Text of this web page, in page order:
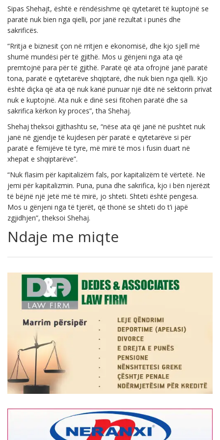
Sipas Shehajt, është e rëndësishme që qytetarët të kuptojnë se
paratë nuk bien nga qielli, por janë rezultat i punës dhe
sakrificës.
“Rritja e biznesit çon në rritjen e ekonomisë, dhe kjo sjell më
shumë mundësi për të gjithë. Mos u gënjeni nga ata që
premtojnë para për të gjithë. Paratë që ata ofrojnë janë paratë
tona, paratë e qytetarëve shqiptarë, dhe nuk bien nga qielli. Kjo
është diçka që ata që nuk kanë punuar një ditë në sektorin privat
nuk e kuptojnë. Ata nuk e dinë sesi fitohen paratë dhe sa
sakrifica kërkon ky proces”, tha Shehaj.
Shehaj theksoi gjithashtu se, “nëse ata që janë në pushtet nuk
janë në gjendje të kujdesen për paratë e qytetarëve si për
paratë e fëmijëve të tyre, më mirë të mos i fusin duart në
xhepat e shqiptarëve”.
“Nuk flasim për kapitalizëm fals, por kapitalizëm të vërtetë. Ne
jemi për kapitalizmin. Puna, puna dhe sakrifica, kjo i bën njerëzit
të bëjnë një jetë më të mirë, jo shteti. Shteti është pengesa.
Mos u gënjeni nga të tjerët, që thonë se shteti do t’i japë
zgjidhjen”, theksoi Shehaj.
Ndaje me miqte